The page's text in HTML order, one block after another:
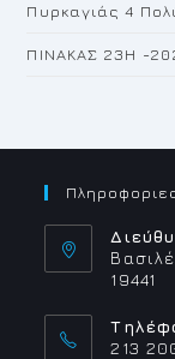
Πυρκαγιάς 4
ΠΙΝΑΚΑΣ 23H -
19441
213